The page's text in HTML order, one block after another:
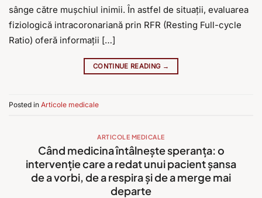
sânge către mușchiul inimii. În astfel de situații, evaluarea
fiziologică intracoronariană prin RFR (Resting Full-cycle
Ratio) oferă informații […]
CONTINUE READING →
Posted in Articole medicale
ARTICOLE MEDICALE
Când medicina întâlnește speranța: o
intervenție care a redat unui pacient șansa
de a vorbi, de a respira și de a merge mai
departe